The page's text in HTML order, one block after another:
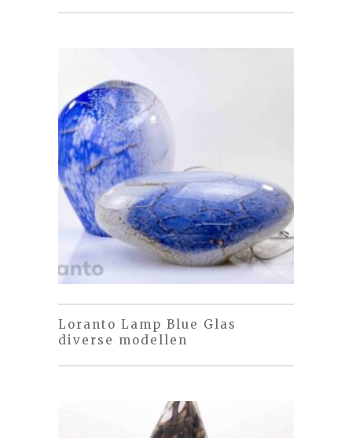
Loranto Lamp Blue Glas
diverse modellen